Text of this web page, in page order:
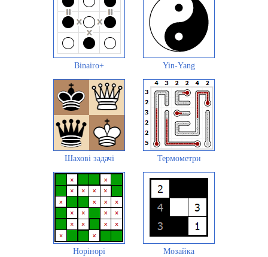
Binairo+ Yin-Yang
Шахові задачі Термометри
Норінорі Мозайка